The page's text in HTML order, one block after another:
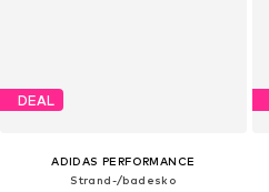
DEAL
ADIDAS PERFORMANCE
Strand-/badesko